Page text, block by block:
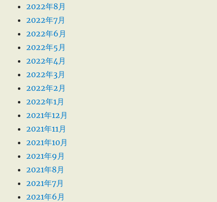
2022年8月
2022年7月
2022年6月
2022年5月
2022年4月
2022年3月
2022年2月
2022年1月
2021年12月
2021年11月
2021年10月
2021年9月
2021年8月
2021年7月
2021年6月